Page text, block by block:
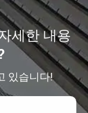
세한 내용
있습니다!